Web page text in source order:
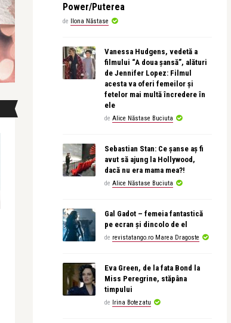
Power/Puterea
de Ilona Năstase
Vanessa Hudgens, vedetă a
filmului “A doua șansă”, alături
de Jennifer Lopez: Filmul
acesta va oferi femeilor și
fetelor mai multă încredere în
ele
de Alice Năstase Buciuta
Sebastian Stan: Ce șanse aș fi
avut să ajung la Hollywood,
dacă nu era mama mea?!
de Alice Năstase Buciuta
Gal Gadot – femeia fantastică
pe ecran și dincolo de el
de revistatango.ro Marea Dragoste
Eva Green, de la fata Bond la
Miss Peregrine, stăpâna
timpului
de Irina Botezatu